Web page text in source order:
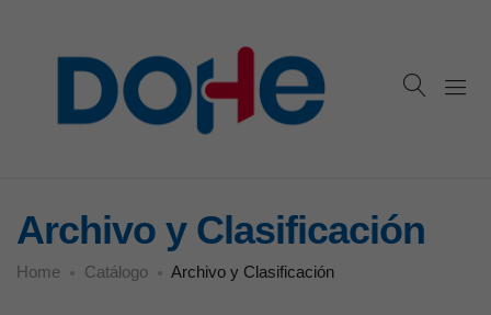
Archivo y Clasificación
Home Catálogo Archivo y Clasificación